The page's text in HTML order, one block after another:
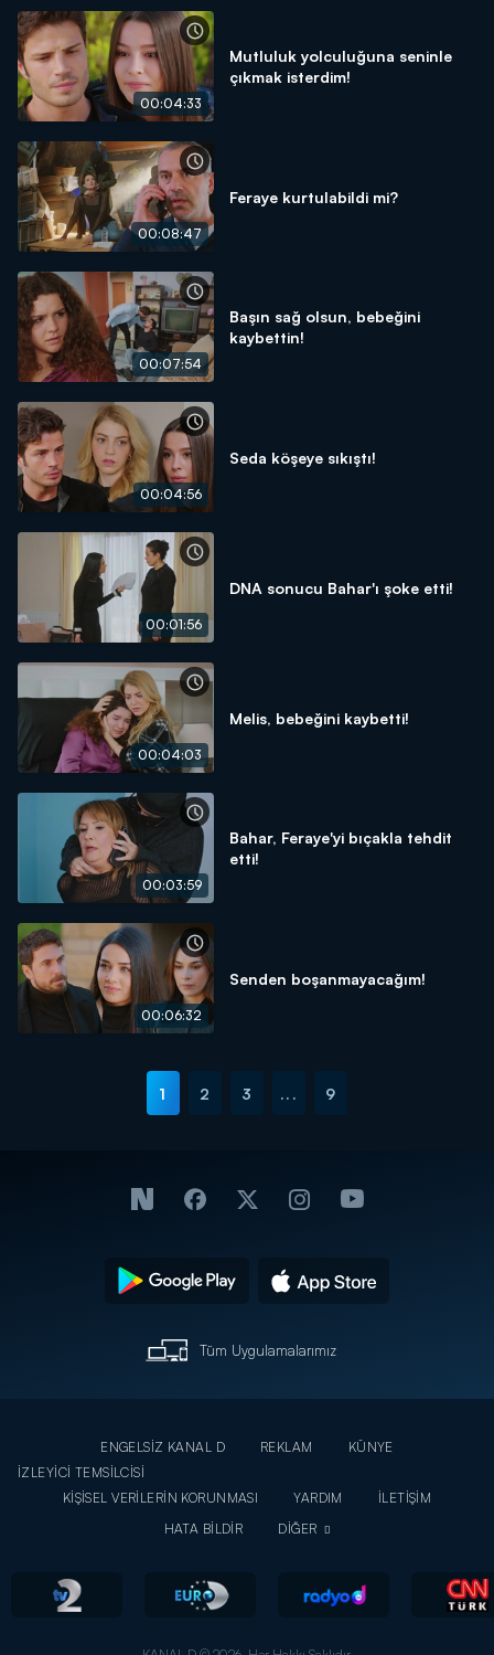
00:04:33
Mutluluk yolculuğuna seninle
çıkmak isterdim!
00:08:47
Feraye kurtulabildi mi?
00:07:54
Başın sağ olsun, bebeğini
kaybettin!
00:04:56
Seda köşeye sıkıştı!
00:01:56
DNA sonucu Bahar'ı şoke etti!
00:04:03
Melis, bebeğini kaybetti!
00:03:59
Bahar, Feraye'yi bıçakla tehdit
etti!
00:06:32
Senden boşanmayacağım!
1 2 3 ... 9
Tüm Uygulamalarımız
ENGELSİZ KANAL D REKLAM
KÜNYE
İZLEYİCİ TEMSİLCİSİ
KİŞİSEL VERİLERİN KORUNMASI
YARDIM
İLETİŞİM
HATA BİLDİR
DİĞER